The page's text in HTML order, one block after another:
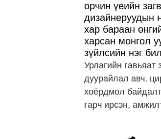
орчин үеийн
дизайнеруудын
хар бараан
харсан монгол
зүйлсийн нэг
Урлагийн гавьяат
дуурайлал авч,
хоёрдмол
гарч ирсэн,